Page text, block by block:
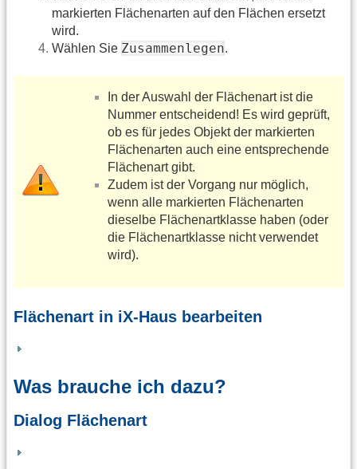
markierten Flächenarten auf den Flächen ersetzt
wird.
Wählen Sie Zusammenlegen.
In der Auswahl der Flächenart ist die
Nummer entscheidend! Es wird geprüft,
ob es für jedes Objekt der markierten
Flächenarten auch eine entsprechende
Flächenart gibt.
Zudem ist der Vorgang nur möglich,
wenn alle markierten Flächenarten
dieselbe Flächenartklasse haben (oder
die Flächenartklasse nicht verwendet
wird).
Flächenart in iX-Haus bearbeiten
Was brauche ich dazu?
Dialog Flächenart